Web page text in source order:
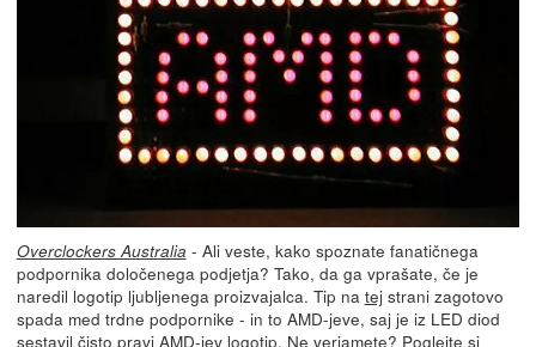
Overclockers Australia - Ali veste, kako spoznate fanatičnega
podpornika določenega podjetja? Tako, da ga vprašate, če je
naredil logotip ljubljenega proizvajalca. Tip na tejstrani zagotovo
spada med trdne podpornike - in to AMD-jeve, saj je iz LED diod
sestavil čisto pravi AMD-jev logotip. Ne verjamete? Poglejte si